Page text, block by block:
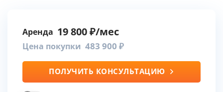
Аренда 19 800
Цена покупки 483 900
ПОЛУЧИТЬ КОНСУЛЬТАЦИЮ